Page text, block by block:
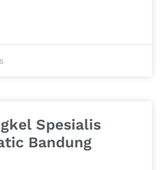
Spesialis
Bandung